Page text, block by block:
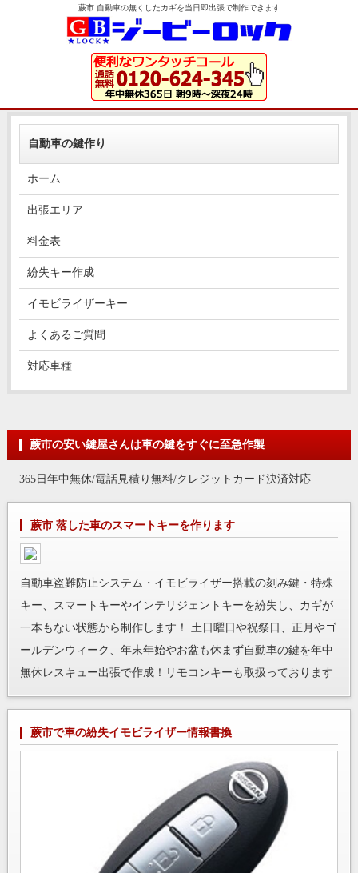
蕨市 自動車の無くしたカギを当日即出張で制作できます
蕨市の安い鍵屋さんは車の鍵をすぐに至急作製
365日年中無休/電話見積り無料/クレジットカード決済対応
蕨市 落した車のスマートキーを作ります
自動車盗難防止システム・イモビライザー搭載の刻み鍵・特殊
キー、スマートキーやインテリジェントキーを紛失し、カギが
一本もない状態から制作します！ 土日曜日や祝祭日、正月やゴ
ールデンウィーク、年末年始やお盆も休まず自動車の鍵を年中
無休レスキュー出張で作成！リモコンキーも取扱っております
蕨市で車の紛失イモビライザー情報書換
自動車の鍵作り
ホーム
出張エリア
料金表
紛失キー作成
イモビライザーキー
よくあるご質問
対応車種